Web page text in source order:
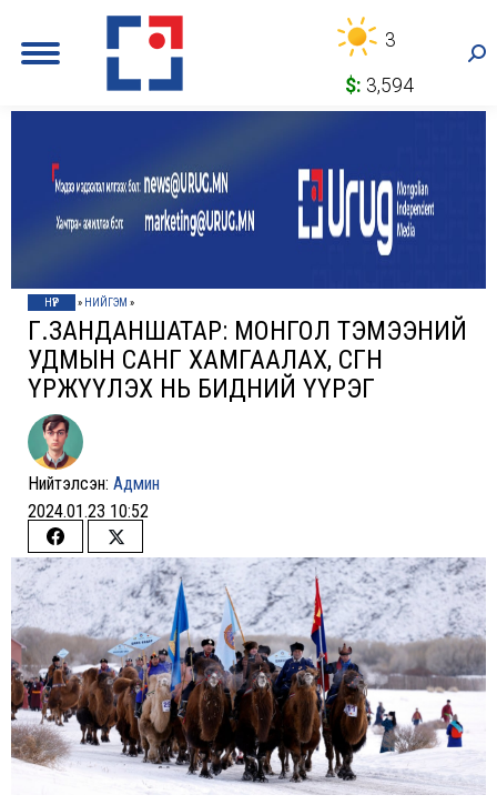
3
$: 3,594
НҮҮР » НИЙГЭМ »
Г.ЗАНДАНШАТАР: МОНГОЛ ТЭМЭЭНИЙ
УДМЫН САНГ ХАМГААЛАХ, ӨСГӨН
ҮРЖҮҮЛЭХ НЬ БИДНИЙ ҮҮРЭГ
Нийтэлсэн: Админ
2024.01.23 10:52
Share
on
Facebook
Share
on
Twitter